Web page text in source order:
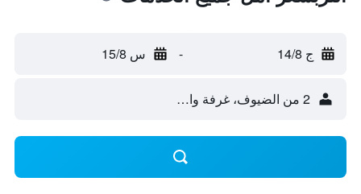
ج 14/8 - س 15/8
2 من الضيوف، غرفة واحدة